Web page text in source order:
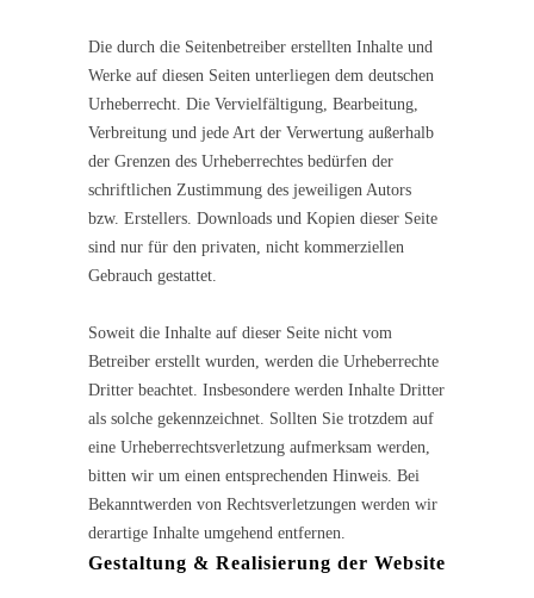
Die durch die Seitenbetreiber erstellten Inhalte und
Werke auf diesen Seiten unterliegen dem deutschen
Urheberrecht. Die Vervielfältigung, Bearbeitung,
Verbreitung und jede Art der Verwertung außerhalb
der Grenzen des Urheberrechtes bedürfen der
schriftlichen Zustimmung des jeweiligen Autors
bzw. Erstellers. Downloads und Kopien dieser Seite
sind nur für den privaten, nicht kommerziellen
Gebrauch gestattet.
Soweit die Inhalte auf dieser Seite nicht vom
Betreiber erstellt wurden, werden die Urheberrechte
Dritter beachtet. Insbesondere werden Inhalte Dritter
als solche gekennzeichnet. Sollten Sie trotzdem auf
eine Urheberrechtsverletzung aufmerksam werden,
bitten wir um einen entsprechenden Hinweis. Bei
Bekanntwerden von Rechtsverletzungen werden wir
derartige Inhalte umgehend entfernen.
Gestaltung & Realisierung der Website